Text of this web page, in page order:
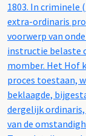
1803. In criminele
extra-ordinaris
voorwerp van
instructie belaste
momber. Het Hof
proces toestaan,
beklaagde,
dergelijk
van de